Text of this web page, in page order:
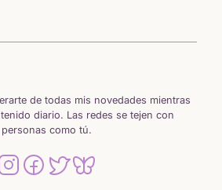
de todas mis novedades mientras
diario. Las redes se tejen con
personas como tú.